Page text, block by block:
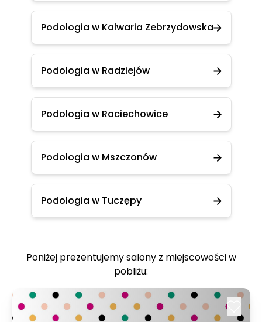
Podologia w Kalwaria Zebrzydowska
Podologia w Radziejów
Podologia w Raciechowice
Podologia w Mszczonów
Podologia w Tuczępy
Poniżej prezentujemy salony z miejscowości w
pobliżu: